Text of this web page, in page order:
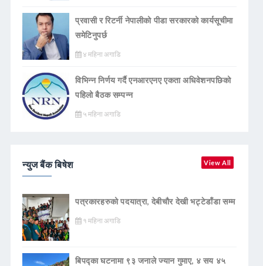
प्रवासी र रिटर्नी नेपालीको पीडा सरकारको कार्यसूचीमा
समेटिनुपर्छ
४ महिना अगाडि
विभिन्न निर्णय गर्दै एनआरएनए एकता अधिवेशनपछिको
पहिलो बैठक सम्पन्न
५ महिना अगाडि
न्युज बैंक बिषेश View All
पत्रकारहरुको पदयात्रा, देबीचौर देखी भट्टेडाँडा सम्म
१ महिना अगाडि
बिपद्का घटनामा ९३ जनाले ज्यान गुमाए, ४ सय ४५